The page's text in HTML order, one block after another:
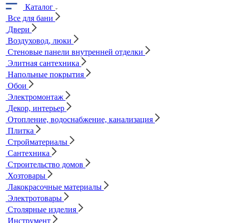
Каталог
Все для бани
Двери
Воздуховод, люки
Стеновые панели внутренней отделки
Элитная сантехника
Напольные покрытия
Обои
Электромонтаж
Декор, интерьер
Отопление, водоснабжение, канализация
Плитка
Стройматериалы
Сантехника
Строительство домов
Хозтовары
Лакокрасочные материалы
Электротовары
Столярные изделия
Инструмент